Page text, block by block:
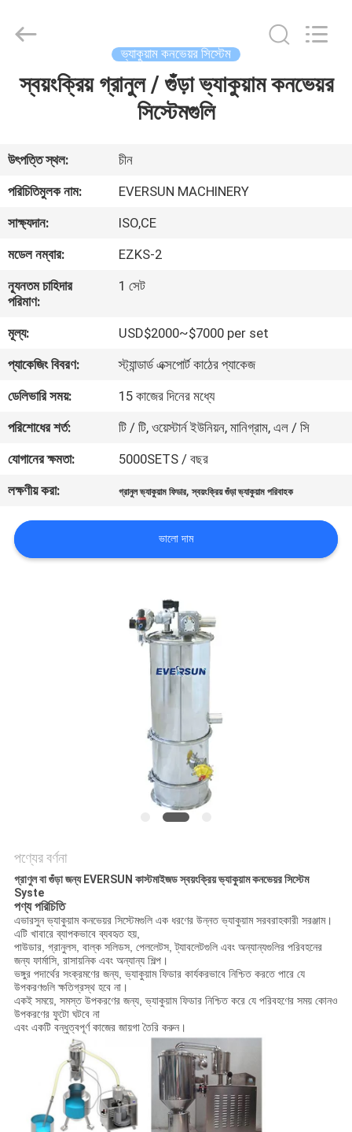
বাড়ি
VR
প্রদর্শন
আমাদের
সম্পর্কে
কারখানা
ভ্রমণ
মান
নিয়ন্ত্রণ
যোগাযোগ
করুন
ভ্যাকুয়াম কনভেয়র সিস্টেম
স্বয়ংক্রিয় গ্রানুল / গুঁড়া ভ্যাকুয়াম কনভেয়র
সিস্টেমগুলি
উৎপত্তি স্থল:
চীন
পরিচিতিমুলক নাম:
EVERSUN MACHINERY
সাক্ষ্যদান:
ISO,CE
মডেল নম্বার:
EZKS-2
ন্যূনতম চাহিদার
পরিমাণ:
1 সেট
মূল্য:
USD$2000~$7000 per set
প্যাকেজিং বিবরণ:
স্ট্যান্ডার্ড এক্সপোর্ট কাঠের প্যাকেজ
ডেলিভারি সময়:
15 কাজের দিনের মধ্যে
পরিশোধের শর্ত:
টি / টি, ওয়েস্টার্ন ইউনিয়ন, মানিগ্রাম, এল / সি
যোগানের ক্ষমতা:
5000SETS / বছর
লক্ষণীয় করা:
গ্রানুল ভ্যাকুয়াম ফিডার,স্বয়ংক্রিয় গুঁড়া ভ্যাকুয়াম পরিবাহক
ভালো দাম
পণ্যের বর্ণনা
গ্রাণুল বা গুঁড়া জন্য EVERSUN কাস্টমাইজড স্বয়ংক্রিয় ভ্যাকুয়াম কনভেয়র সিস্টেম
Syste
পণ্য পরিচিতি
এভারসুন ভ্যাকুয়াম কনভেয়র সিস্টেমগুলি এক ধরণের উন্নত ভ্যাকুয়াম সরবরাহকারী সরঞ্জাম।
এটি খাবারে ব্যাপকভাবে ব্যবহৃত হয়,
পাউডার, গ্রানুলস, বাল্ক সলিডস, পেললেটস, ট্যাবলেটগুলি এবং অন্যান্যগুলির পরিবহনের
জন্য ফার্মাসি, রাসায়নিক এবং অন্যান্য শিল্প।
ভঙ্গুর পদার্থের সংক্রমণের জন্য, ভ্যাকুয়াম ফিডার কার্যকরভাবে নিশ্চিত করতে পারে যে
উপকরণগুলি ক্ষতিগ্রস্থ হবে না।
একই সময়ে, সমস্ত উপকরণের জন্য, ভ্যাকুয়াম ফিডার নিশ্চিত করে যে পরিবহণের সময় কোনও
উপকরণের ফুটো ঘটবে না
এবং একটি বন্ধুত্বপূর্ণ কাজের জায়গা তৈরি করুন।